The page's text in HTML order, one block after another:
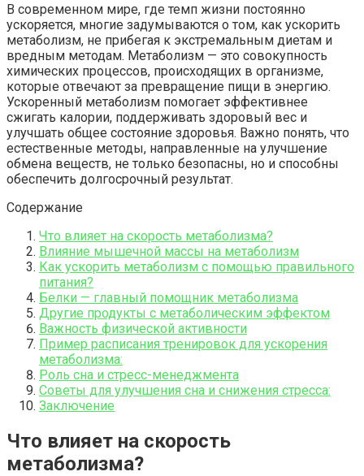
В современном мире, где темп жизни постоянно
ускоряется, многие задумываются о том, как ускорить
метаболизм, не прибегая к экстремальным диетам и
вредным методам. Метаболизм — это совокупность
химических процессов, происходящих в организме,
которые отвечают за превращение пищи в энергию.
Ускоренный метаболизм помогает эффективнее
сжигать калории, поддерживать здоровый вес и
улучшать общее состояние здоровья. Важно понять, что
естественные методы, направленные на улучшение
обмена веществ, не только безопасны, но и способны
обеспечить долгосрочный результат.
Содержание
Что влияет на скорость метаболизма?
Влияние мышечной массы на метаболизм
Как ускорить метаболизм с помощью правильного
питания?
Белки — главный помощник метаболизма
Другие продукты с метаболическим эффектом
Важность физической активности
Пример расписания тренировок для ускорения
метаболизма:
Роль сна и стресс-менеджмента
Советы для улучшения сна и снижения стресса:
Заключение
Что влияет на скорость
метаболизма?